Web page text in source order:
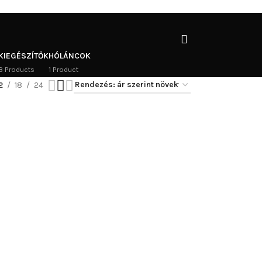
Products
HÓLÁNCOK
1 Product
18 24